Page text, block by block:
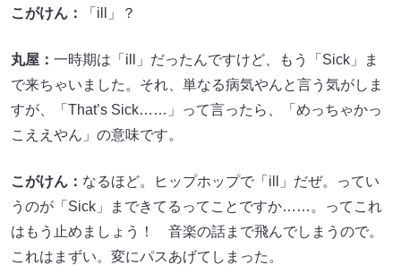
こがけん： 「ill」？
丸屋： 一時期は「ill」だったんですけど、もう「Sick」ま
で来ちゃいました。それ、単なる病気やんと言う気がしま
すが、「That’s Sick……」って言ったら、「めっちゃかっ
こええやん」の意味です。
こがけん： なるほど。ヒップホップで「ill」だぜ。ってい
うのが「Sick」まできてるってことですか……。ってこれ
はもう止めましょう！ 音楽の話まで飛んでしまうので。
これはまずい。変にパスあげてしまった。